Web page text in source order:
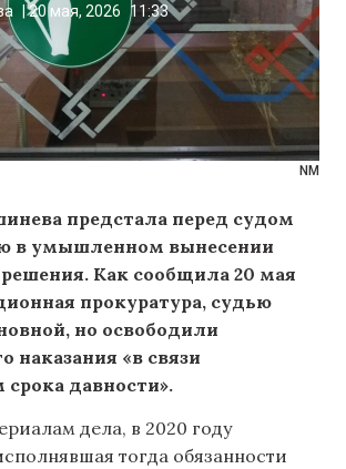
NM
20 мая, 2026 11:33
предстала перед судом
в умышленном вынесении
решения. Как сообщила 20 мая
прокуратура, судью
но освободили
наказания «в связи
срока давности».
дела, в 2020 году
тогда обязанности